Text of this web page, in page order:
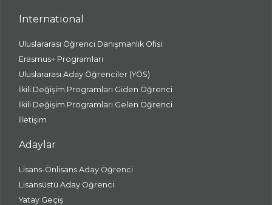
International
Uluslararası Öğrenci Danışmanlık Ofisi
Erasmus+ Programları
Uluslararası Aday Öğrenciler (YÖS)
İkili Değişim Programları Giden Öğrenci
İkili Değişim Programları Gelen Öğrenci
İletişim
Adaylar
Lisans-Önlisans Aday Öğrenci
Lisansüstü Aday Öğrenci
Yatay Geçiş